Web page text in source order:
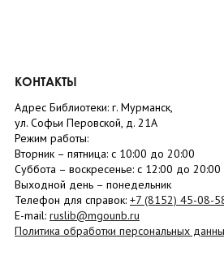
КОНТАКТЫ
Адрес Библиотеки: г. Мурманск,
ул. Софьи Перовской, д. 21А
Режим работы:
Вторник – пятница: с 10:00 до 20:00
Суббота – воскресенье: c 12:00 до 20:00
Выходной день – понедельник
Телефон для справок: +7 (8152) 45-08-
E-mail: ruslib@mgounb.ru
Политика обработки персональных